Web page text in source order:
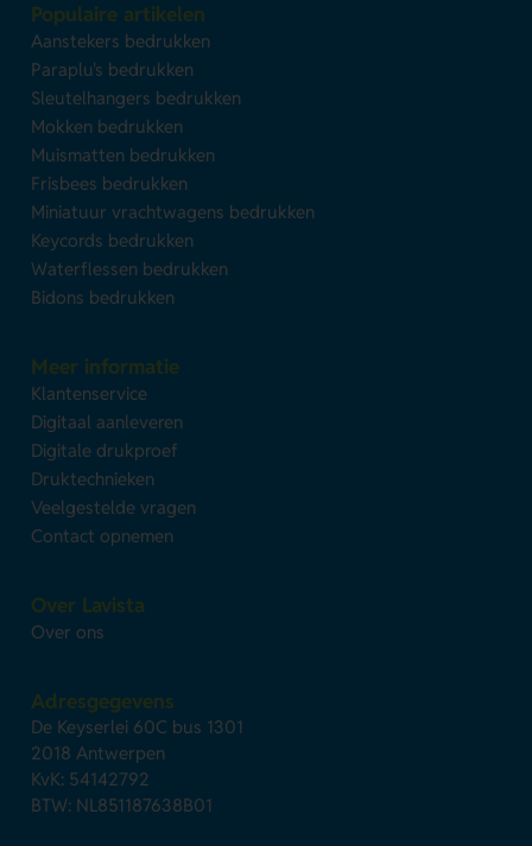
Populaire artikelen
Aanstekers bedrukken
Paraplu's bedrukken
Sleutelhangers bedrukken
Mokken bedrukken
Muismatten bedrukken
Frisbees bedrukken
Miniatuur vrachtwagens bedrukken
Keycords bedrukken
Waterflessen bedrukken
Bidons bedrukken
Meer informatie
Klantenservice
Digitaal aanleveren
Digitale drukproef
Druktechnieken
Veelgestelde vragen
Contact opnemen
Over Lavista
Over ons
Adresgegevens
De Keyserlei 60C bus 1301
2018 Antwerpen
KvK: 54142792
BTW: NL851187638B01